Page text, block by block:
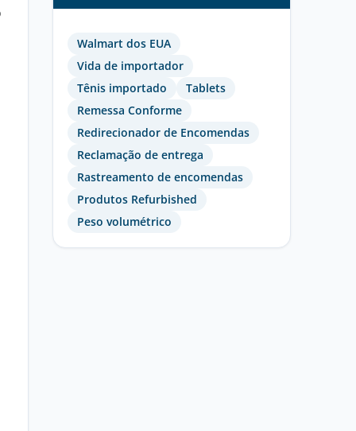
Walmart dos EUA
Vida de importador
Tênis importado
Tablets
Remessa Conforme
Redirecionador de Encomendas
Reclamação de entrega
Rastreamento de encomendas
Produtos Refurbished
Peso volumétrico